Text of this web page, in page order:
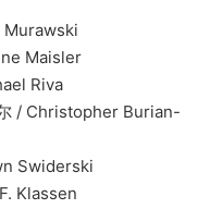
Maisler
Riva
Burian-